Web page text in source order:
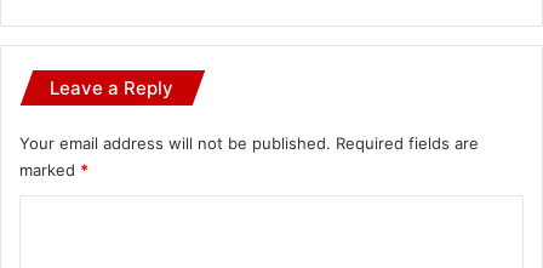
Leave a Reply
Your email address will not be published. Required fields are
marked *